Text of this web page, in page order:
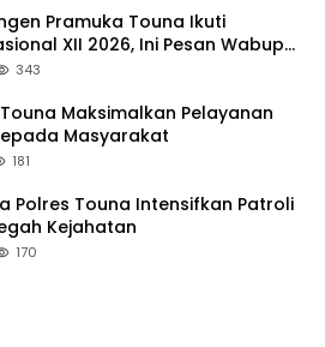
Pramuka Touna Ikuti
XII 2026, Ini Pesan Wabup
343
Touna Maksimalkan Pelayanan
Masyarakat
181
Polres Touna Intensifkan Patroli
Kejahatan
170